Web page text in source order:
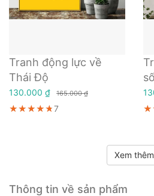
Tranh động lực về
Thái Độ
130.000 ₫ 165.000 ₫
★★★★★
★★★★★
★★★★★7
Xem thêm
Thông tin về sản phẩm